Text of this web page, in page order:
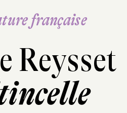
française
Reysset